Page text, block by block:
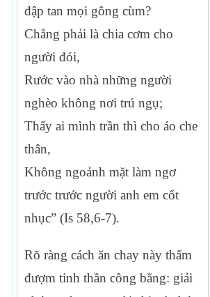
đập tan mọi gông cùm?
Chẳng phải là chia cơm cho
người đói,
Rước vào nhà những người
nghèo không nơi trú ngụ;
Thấy ai mình trần thì cho áo che
thân,
Không ngoảnh mặt làm ngơ
trước trước người anh em cốt
nhục” (Is 58,6-7).
Rõ ràng cách ăn chay này thấm
đượm tinh thần công bằng: giải